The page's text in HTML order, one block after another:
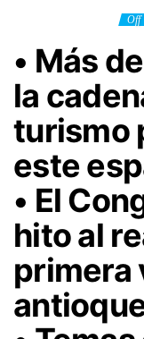
Off
• Más
la
turismo
este
• El
hito al
primera